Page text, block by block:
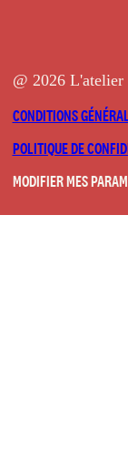
@ 2026 L'atelier
CONDITIONS
POLITIQUE DE
MODIFIER MES